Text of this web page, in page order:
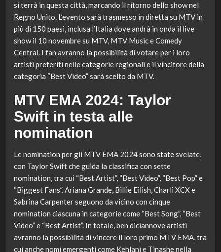
si terrà in questa città, marcando il ritorno dello show nel
Regno Unito. L’evento sarà trasmesso in diretta su MTV in
più di 150 paesi, inclusa l’Italia dove andrà in onda il live
show il 10 novembre su MTV, MTV Music e Comedy
Central. I fan avranno la possibilità di votare per i loro
artisti preferiti nelle categorie regionali e il vincitore della
categoria “Best Video” sarà scelto da MTV.
MTV EMA 2024: Taylor
Swift in testa alle
nomination
Le nomination per gli MTV EMA 2024 sono state svelate,
con Taylor Swift che guida la classifica con sette
nomination, tra cui “Best Artist”, “Best Video”, “Best Pop” e
“Biggest Fans”. Ariana Grande, Billie Eilish, Charli XCX e
Sabrina Carpenter seguono da vicino con cinque
nomination ciascuna in categorie come “Best Song”, “Best
Video” e “Best Artist”. In totale, ben diciannove artisti
avranno la possibilità di vincere il loro primo MTV EMA, tra
cui anche nomi emergenti come Kehlani e Tinashe nella